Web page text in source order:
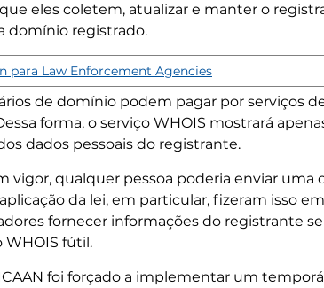
eles coletem, atualizar e manter o
domínio registrado.
para Law Enforcement Agencies
de domínio podem pagar por serviços
forma, o serviço WHOIS mostrará
dados pessoais do registrante.
vigor, qualquer pessoa poderia enviar uma
da lei, em particular, fizeram isso
fornecer informações do registrante
fútil.
foi forçado a implementar um